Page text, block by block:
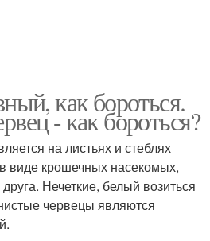
как бороться.
- как бороться?
на листьях и стеблях
виде крошечных насекомых,
Нечеткие, белый возиться
червецы являются